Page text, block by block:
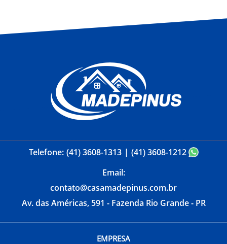
Telefone: (41) 3608-1313
(41) 3608-1212
Email:
contato@casamadepinus.com.br
Av. das Américas, 591 - Fazenda Rio Grande - PR
EMPRESA